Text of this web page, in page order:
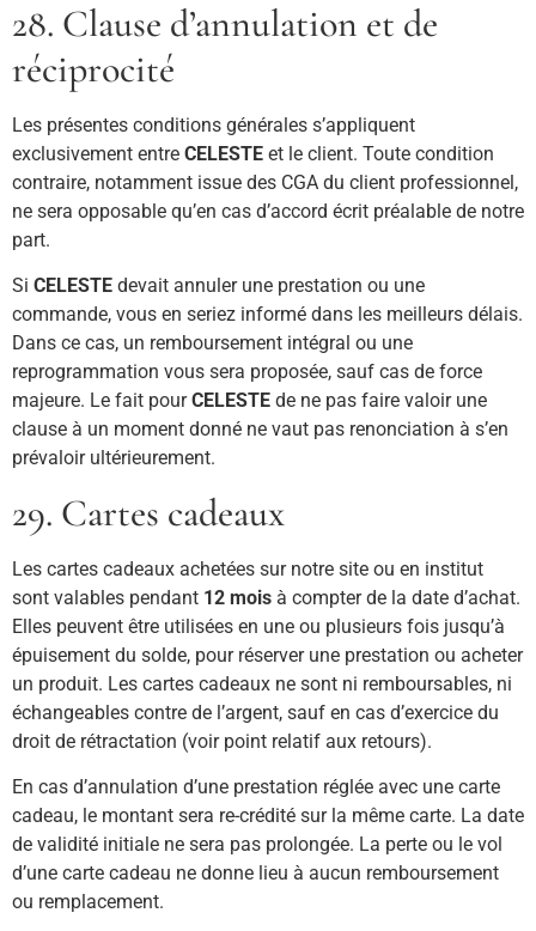
28. Clause d’annulation et de
réciprocité
Les présentes conditions générales s’appliquent
exclusivement entre CELESTE et le client. Toute condition
contraire, notamment issue des CGA du client professionnel,
ne sera opposable qu’en cas d’accord écrit préalable de notre
part.
Si CELESTE devait annuler une prestation ou une
commande, vous en seriez informé dans les meilleurs délais.
Dans ce cas, un remboursement intégral ou une
reprogrammation vous sera proposée, sauf cas de force
majeure. Le fait pourCELESTE de ne pas faire valoir une
clause à un moment donné ne vaut pas renonciation à s’en
prévaloir ultérieurement.
29. Cartes cadeaux
Les cartes cadeaux achetées sur notre site ou en institut
sont valables pendant 12 mois à compter de la date d’achat.
Elles peuvent être utilisées en une ou plusieurs fois jusqu’à
épuisement du solde, pour réserver une prestation ou acheter
un produit. Les cartes cadeaux ne sont ni remboursables, ni
échangeables contre de l’argent, sauf en cas d’exercice du
droit de rétractation (voir point relatif aux retours).
En cas d’annulation d’une prestation réglée avec une carte
cadeau, le montant sera re-crédité sur la même carte. La date
de validité initiale ne sera pas prolongée. La perte ou le vol
d’une carte cadeau ne donne lieu à aucun remboursement
ou remplacement.